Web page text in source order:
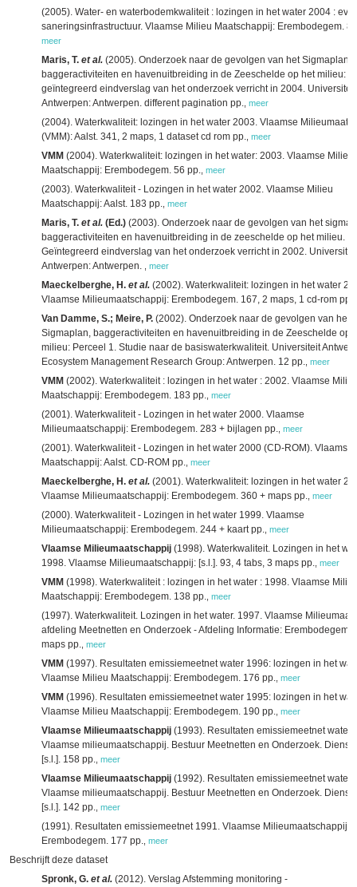
(2005). Water- en waterbodemkwaliteit : lozingen in het water 2004 :
saneringsinfrastructuur. Vlaamse Milieu Maatschappij: Erembodegem.
meer
Maris, T. et al. (2005). Onderzoek naar de gevolgen van het Sigmaplan,
baggeractiviteiten en havenuitbreiding in de Zeeschelde op het milieu:
geïntegreerd eindverslag van het onderzoek verricht in 2004. Universiteit
Antwerpen: Antwerpen. different pagination pp. meer
(2004). Waterkwaliteit: lozingen in het water 2003. Vlaamse
(VMM): Aalst. 341, 2 maps, 1 dataset cd rom pp. meer
VMM (2004). Waterkwaliteit: lozingen in het water: 2003. Vlaamse Milieu
Maatschappij: Erembodegem. 56 pp. meer
(2003). Waterkwaliteit - Lozingen in het water 2002. Vlaamse Milieu
Maatschappij: Aalst. 183 pp. meer
Maris, T. et al. (Ed.) (2003). Onderzoek naar de gevolgen van het
baggeractiviteiten en havenuitbreiding in de zeeschelde op het milieu.
Geïntegreerd eindverslag van het onderzoek verricht in 2002. Universiteit
Antwerpen: Antwerpen.
meer
Maeckelberghe, H. et al. (2002). Waterkwaliteit: lozingen in het water
Vlaamse Milieumaatschappij: Erembodegem. 167, 2 maps, 1 cd-rom pp.
Van Damme, S.; Meire, P. (2002). Onderzoek naar de gevolgen van het
Sigmaplan, baggeractiviteiten en havenuitbreiding in de Zeeschelde op
milieu: Perceel 1. Studie naar de basiswaterkwaliteit. Universiteit
Ecosystem Management Research Group: Antwerpen. 12 pp. meer
VMM (2002). Waterkwaliteit : lozingen in het water : 2002. Vlaamse
Maatschappij: Erembodegem. 183 pp. meer
(2001). Waterkwaliteit - Lozingen in het water 2000. Vlaamse
Milieumaatschappij: Erembodegem. 283 + bijlagen pp. meer
(2001). Waterkwaliteit - Lozingen in het water 2000 (CD-ROM). Vlaamse
Maatschappij: Aalst. CD-ROM pp. meer
Maeckelberghe, H. et al. (2001). Waterkwaliteit: lozingen in het water
Vlaamse Milieumaatschappij: Erembodegem. 360 + maps pp. meer
(2000). Waterkwaliteit - Lozingen in het water 1999. Vlaamse
Milieumaatschappij: Erembodegem. 244 + kaart pp. meer
Vlaamse Milieumaatschappij (1998). Waterkwaliteit. Lozingen in het
1998. Vlaamse Milieumaatschappij: [s.l.]. 93, 4 tabs, 3 maps pp. meer
VMM (1998). Waterkwaliteit : lozingen in het water : 1998. Vlaamse
Maatschappij: Erembodegem. 138 pp. meer
(1997). Waterkwaliteit. Lozingen in het water. 1997. Vlaamse
afdeling Meetnetten en Onderzoek - Afdeling Informatie: Erembodegem.
maps pp. meer
VMM (1997). Resultaten emissiemeetnet water 1996: lozingen in het
Vlaamse Milieu Maatschappij: Erembodegem. 176 pp. meer
VMM (1996). Resultaten emissiemeetnet water 1995: lozingen in het
Vlaamse Milieu Maatschappij: Erembodegem. 190 pp. meer
Vlaamse Milieumaatschappij (1993). Resultaten emissiemeetnet water
Vlaamse milieumaatschappij. Bestuur Meetnetten en Onderzoek. Dienst
[s.l.]. 158 pp. meer
Vlaamse Milieumaatschappij (1992). Resultaten emissiemeetnet water
Vlaamse milieumaatschappij. Bestuur Meetnetten en Onderzoek. Dienst
[s.l.]. 142 pp. meer
(1991). Resultaten emissiemeetnet 1991. Vlaamse Milieumaatschappij
Erembodegem. 177 pp. meer
Beschrijft deze dataset
Spronk, G. et al. (2012). Verslag Afstemming monitoring -